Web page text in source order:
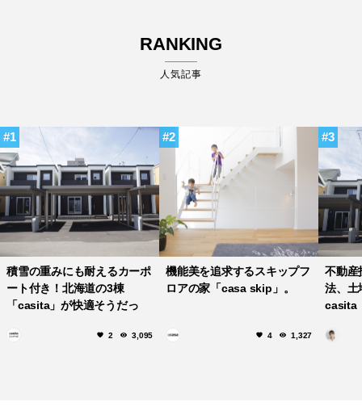
RANKING
人気記事
1
積雪の重みにも耐えるカーポ
ート付き！北海道の3棟
「casita」が快適そうだっ
2 3,095
2
機能美を追求するスキップフ
ロアの家「casa skip」。
4 1,327
3
不動産
法、土
casita